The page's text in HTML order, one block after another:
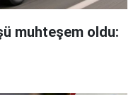
muhteşem oldu: